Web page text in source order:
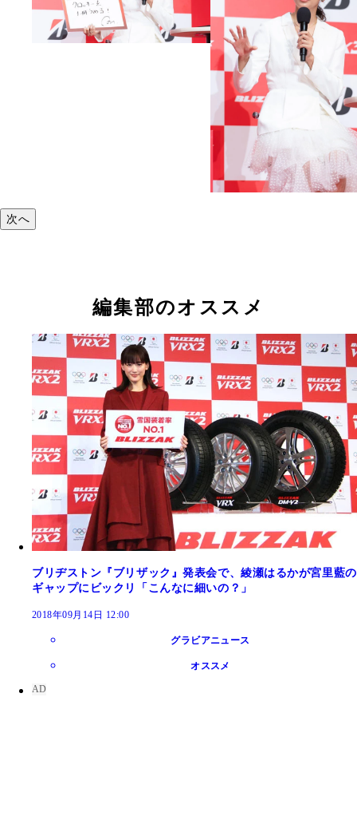
次へ
編集部のオススメ
ブリヂストン『ブリザック』発表会で、綾瀬はるかが宮里藍の
ギャップにビックリ「こんなに細いの？」
2018年09月14日 12:00
グラビアニュース
オススメ